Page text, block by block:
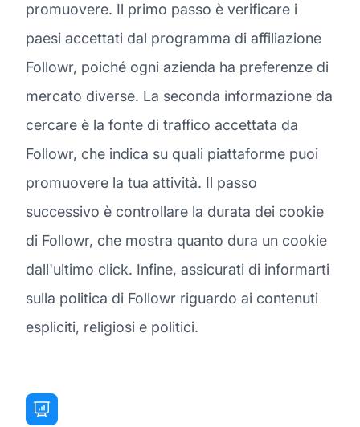
promuovere. Il primo passo è verificare i
paesi accettati dal programma di affiliazione
Followr, poiché ogni azienda ha preferenze di
mercato diverse. La seconda informazione da
cercare è la fonte di traffico accettata da
Followr, che indica su quali piattaforme puoi
promuovere la tua attività. Il passo
successivo è controllare la durata dei cookie
di Followr, che mostra quanto dura un cookie
dall'ultimo click. Infine, assicurati di informarti
sulla politica di Followr riguardo ai contenuti
espliciti, religiosi e politici.